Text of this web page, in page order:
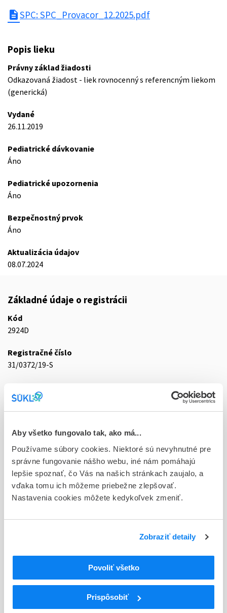
Aby všetko fungovalo tak, ako má...
Používame súbory cookies. Niektoré sú nevyhnutné pre
správne fungovanie nášho webu, iné nám pomáhajú
lepšie spoznať, čo Vás na našich stránkach zaujalo, a
vďaka tomu ich môžeme priebežne zlepšovať.
Nastavenia cookies môžete kedykoľvek zmeniť.
Zobraziť detaily
Povoliť všetko
Prispôsobiť
descriptionSPC: SPC_Provacor_12.2025.pdf
Popis lieku
Právny základ žiadosti
Odkazovaná žiadost - liek rovnocenný s referencným liekom
(generická)
Vydané
26.11.2019
Pediatrické dávkovanie
Áno
Pediatrické upozornenia
Áno
Bezpečnostný prvok
Áno
Aktualizácia údajov
08.07.2024
Základné údaje o registrácii
Kód
2924D
Registračné číslo
31/0372/19-S
tbl flm 84x40 mg (blis.Al/Al)
D - Registrácia bez obmedzenia platnosti
Typ registračnej procedúry
Decentralizovaná
Držiteľ, krajina
Novatin Limited , Malta
ATC
KARDIOVASKULÁRNY SYSTÉM
C10
HYPOLIPIDEMIKÁ
LIEČIVÁ ZNIŽUJÚCE CHOLESTEROL A